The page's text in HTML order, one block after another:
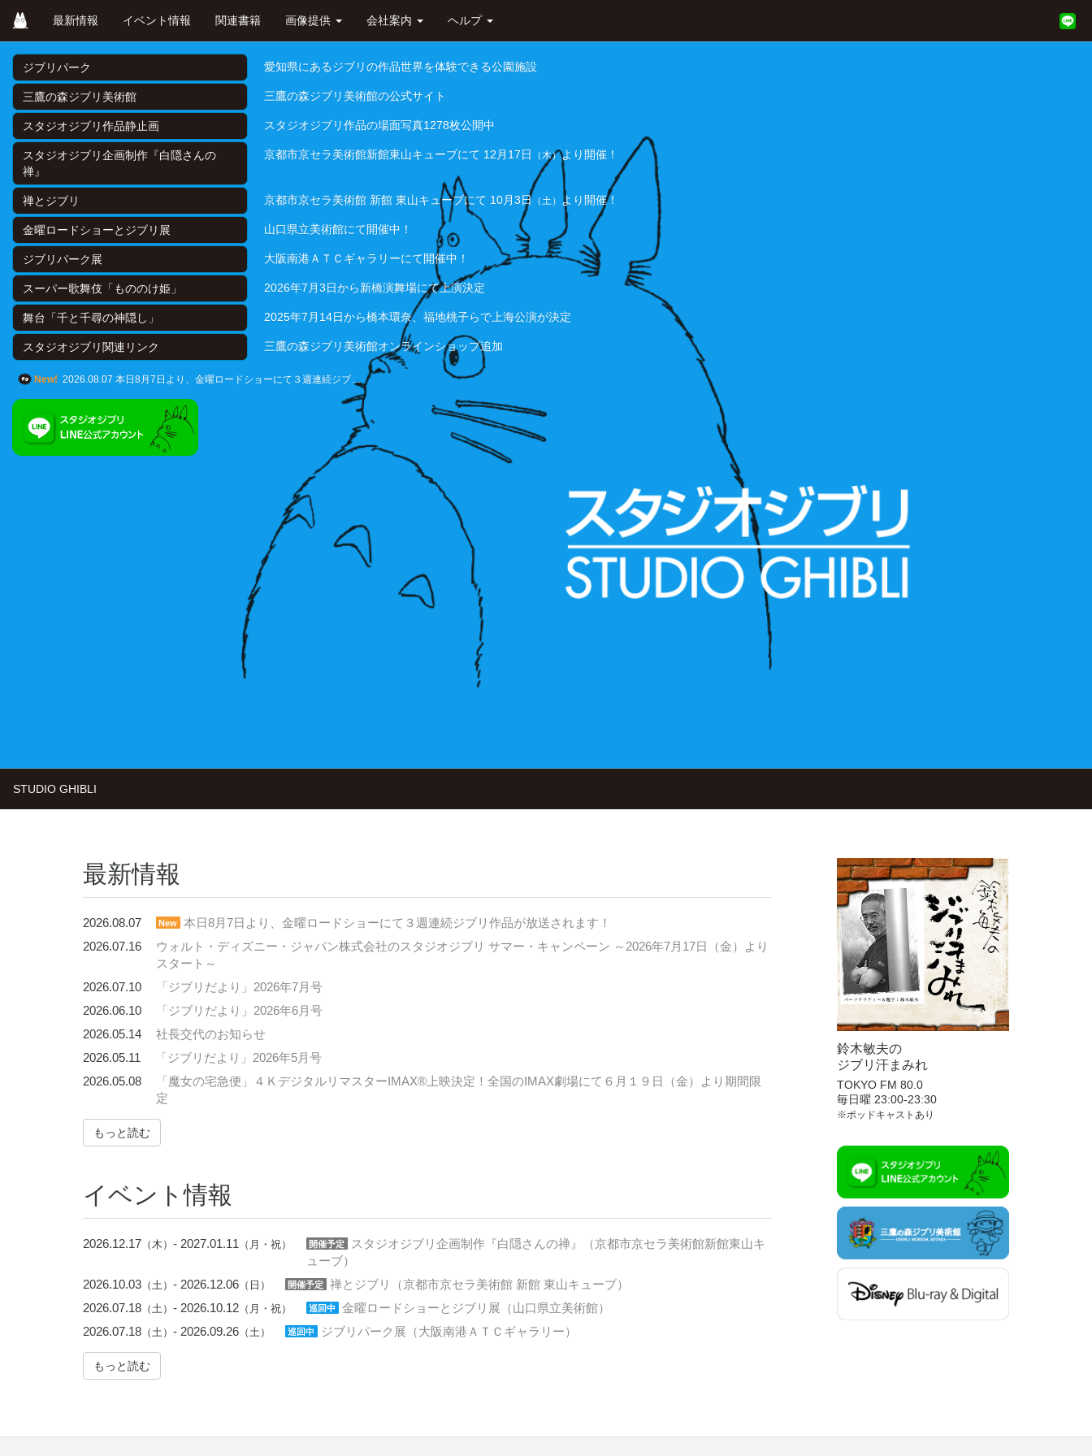
main
content
最新情報 イベント情報 関連書籍 画像提供 会社案内 ヘルプ
ジブリパーク 愛知県にあるジブリの作品世界を体験できる公園施設
三鷹の森ジブリ美術館 三鷹の森ジブリ美術館の公式サイト
スタジオジブリ作品静止画 スタジオジブリ作品の場面写真1278枚公開中
スタジオジブリ企画制作『白隠さんの
禅』
京都市京セラ美術館新館東山キューブにて 12月17日 （木）より開催！
禅とジブリ 京都市京セラ美術館 新館 東山キューブにて 10月3日 （土） より開催！
金曜ロードショーとジブリ展 山口県立美術館にて開催中！
ジブリパーク展 大阪南港ＡＴＣギャラリーにて開催中！
スーパー歌舞伎「もののけ姫」 2026年7月3日から新橋演舞場にて上演決定
舞台「千と千尋の神隠し」 2025年7月14日から橋本環奈、福地桃子らで上海公演が決定
スタジオジブリ関連リンク 三鷹の森ジブリ美術館オンラインショップ追加
New! 2026.08.07 本日8月7日より、金曜ロードショーにて３週連続ジブ…
STUDIO GHIBLI
最新情報
2026.08.07 New
本日8月7日より、金曜ロードショーにて３週連続ジブリ作品が放送されます！
2026.07.16
ウォルト・ディズニー・ジャパン株式会社のスタジオジブリ サマー・キャンペーン ～2026年7月17日（金）より
スタート～
2026.07.10
「ジブリだより」2026年7月号
2026.06.10
「ジブリだより」2026年6月号
2026.05.14
社長交代のお知らせ
2026.05.11
「ジブリだより」2026年5月号
2026.05.08
「魔女の宅急便」４ＫデジタルリマスターIMAX®上映決定！全国のIMAX劇場にて６月１９日（金）より期間限
定
もっと読む
イベント情報
2026.12.17 （木） - 2027.01.11 （月・祝） 開催予定
スタジオジブリ企画制作『白隠さんの禅』（京都市京セラ美術館新館東山キ
ューブ）
2026.10.03 （土） - 2026.12.06 （日） 開催予定
禅とジブリ（京都市京セラ美術館 新館 東山キューブ）
2026.07.18 （土） - 2026.10.12 （月・祝） 巡回中
金曜ロードショーとジブリ展（山口県立美術館）
2026.07.18 （土） - 2026.09.26 （土） 巡回中 ジブリパーク展（大阪南港ＡＴＣギャラリー）
もっと読む
鈴木敏夫の
ジブリ汗まみれ
TOKYO FM 80.0
毎日曜 23:00-23:30
※ポッドキャストあり